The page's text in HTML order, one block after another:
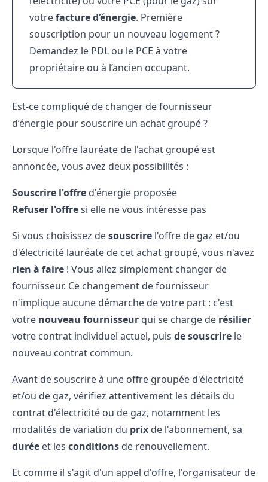
votrefacture d’énergie. Première
souscription pour un nouveau logement ?
Demandez le PDL ou le PCE à votre
propriétaire ou à l’ancien occupant.
Est-ce compliqué de changer de fournisseur
d’énergie pour souscrire un achat groupé ?
Lorsque l'offre lauréate de l'achat groupé est
annoncée, vous avez deux possibilités :
Souscrire l'offre d'énergie proposée
Refuser l'offresi elle ne vous intéresse pas
Si vous choisissez desouscrire l'offre de gaz et/ou
d'électricité lauréate de cet achat groupé, vous n'avez
rien à faire ! Vous allez simplement changer de
fournisseur. Ce changement de fournisseur
n'implique aucune démarche de votre part : c'est
votre nouveau fournisseur qui se charge de résilier
votre contrat individuel actuel, puis de souscrire le
nouveau contrat commun.
Avant de souscrire à une offre groupée d'électricité
et/ou de gaz, vérifiez attentivement les détails du
contrat d'électricité ou de gaz, notamment les
modalités de variation du prix de l'abonnement, sa
durée et les conditions de renouvellement.
Et comme il s'agit d'un appel d'offre, l'organisateur de